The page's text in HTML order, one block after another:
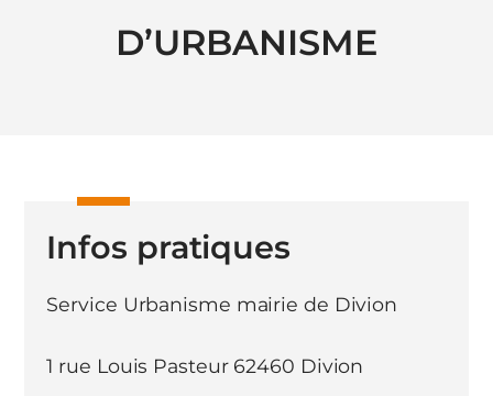
D’URBANISME
Infos pratiques
Service Urbanisme mairie de Divion
1 rue Louis Pasteur 62460 Divion